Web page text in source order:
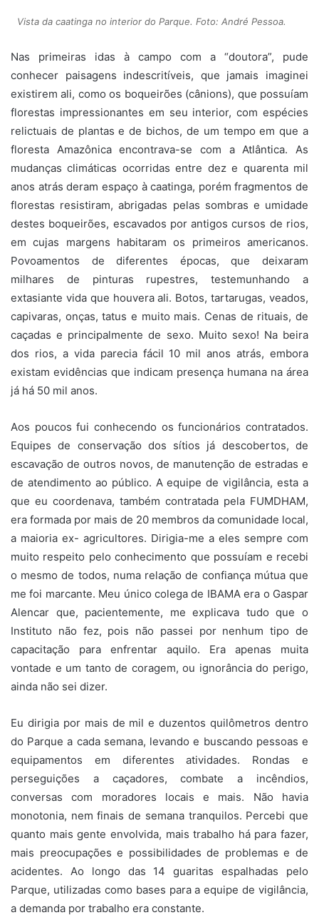
Vista da caatinga no interior do Parque. Foto: André Pessoa.
Nas primeiras idas à campo com a “doutora”, pude
conhecer paisagens indescritíveis, que jamais imaginei
existirem ali, como os boqueirões (cânions), que possuíam
florestas impressionantes em seu interior, com espécies
relictuais de plantas e de bichos, de um tempo em que a
floresta Amazônica encontrava-se com a Atlântica. As
mudanças climáticas ocorridas entre dez e quarenta mil
anos atrás deram espaço à caatinga, porém fragmentos de
florestas resistiram, abrigadas pelas sombras e umidade
destes boqueirões, escavados por antigos cursos de rios,
em cujas margens habitaram os primeiros americanos.
Povoamentos de diferentes épocas, que deixaram
milhares de pinturas rupestres, testemunhando a
extasiante vida que houvera ali. Botos, tartarugas, veados,
capivaras, onças, tatus e muito mais. Cenas de rituais, de
caçadas e principalmente de sexo. Muito sexo! Na beira
dos rios, a vida parecia fácil 10 mil anos atrás, embora
existam evidências que indicam presença humana na área
já há 50 mil anos.
Aos poucos fui conhecendo os funcionários contratados.
Equipes de conservação dos sítios já descobertos, de
escavação de outros novos, de manutenção de estradas e
de atendimento ao público. A equipe de vigilância, esta a
que eu coordenava, também contratada pela FUMDHAM,
era formada por mais de 20 membros da comunidade local,
a maioria ex- agricultores. Dirigia-me a eles sempre com
muito respeito pelo conhecimento que possuíam e recebi
o mesmo de todos, numa relação de confiança mútua que
me foi marcante. Meu único colega de IBAMA era o Gaspar
Alencar que, pacientemente, me explicava tudo que o
Instituto não fez, pois não passei por nenhum tipo de
capacitação para enfrentar aquilo. Era apenas muita
vontade e um tanto de coragem, ou ignorância do perigo,
ainda não sei dizer.
Eu dirigia por mais de mil e duzentos quilômetros dentro
do Parque a cada semana, levando e buscando pessoas e
equipamentos em diferentes atividades. Rondas e
perseguições a caçadores, combate a incêndios,
conversas com moradores locais e mais. Não havia
monotonia, nem finais de semana tranquilos. Percebi que
quanto mais gente envolvida, mais trabalho há para fazer,
mais preocupações e possibilidades de problemas e de
acidentes. Ao longo das 14 guaritas espalhadas pelo
Parque, utilizadas como bases para a equipe de vigilância,
a demanda por trabalho era constante.